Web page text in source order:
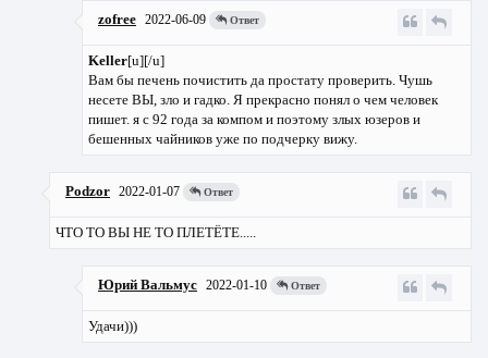
zofree 2022-06-09 Ответ
Keller[u][/u]
Вам бы печень почистить да простату проверить. Чушь
несете ВЫ, зло и гадко. Я прекрасно понял о чем человек
пишет. я с 92 года за компом и поэтому злых юзеров и
бешенных чайников уже по подчерку вижу.
Podzor 2022-01-07 Ответ
ЧТО ТО ВЫ НЕ ТО ПЛЕТЁТЕ.....
Юрий Вальмус 2022-01-10 Ответ
Удачи)))